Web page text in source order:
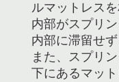
ルマットレス
内部がスプリ
内部に滞留せ
また、スプリ
下にあるマッ